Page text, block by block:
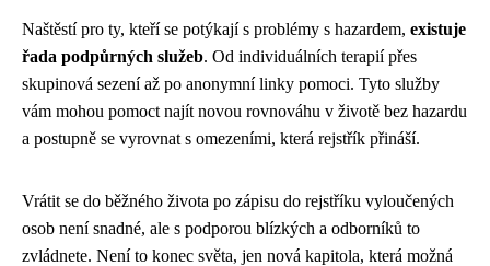
Naštěstí pro ty, kteří se potýkají s problémy s hazardem, existuje
řada podpůrných služeb. Od individuálních terapií přes
skupinová sezení až po anonymní linky pomoci. Tyto služby
vám mohou pomoct najít novou rovnováhu v životě bez hazardu
a postupně se vyrovnat s omezeními, která rejstřík přináší.
Vrátit se do běžného života po zápisu do rejstříku vyloučených
osob není snadné, ale s podporou blízkých a odborníků to
zvládnete. Není to konec světa, jen nová kapitola, která možná